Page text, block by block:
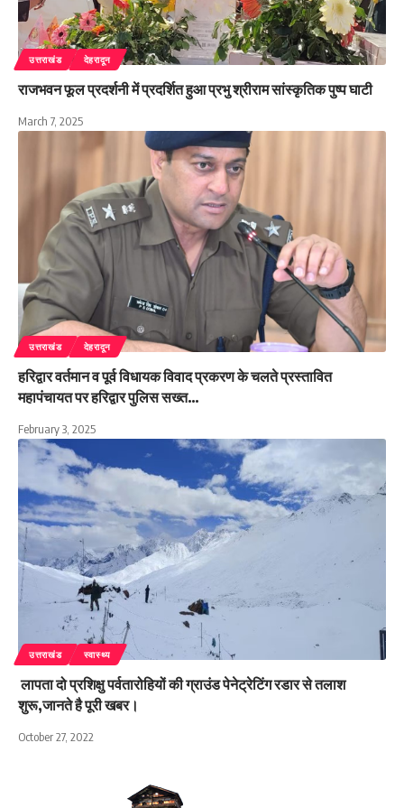
उत्तराखंड देहरादून
राजभवन फूल प्रदर्शनी में प्रदर्शित हुआ प्रभु श्रीराम सांस्कृतिक पुष्प घाटी
March 7, 2025
उत्तराखंड देहरादून
हरिद्वार वर्तमान व पूर्व विधायक विवाद प्रकरण के चलते प्रस्तावित
महापंचायत पर हरिद्वार पुलिस सख्त…
February 3, 2025
उत्तराखंड स्वास्थ्य
लापता दो प्रशिक्षु पर्वतारोहियों की ग्राउंड पेनेट्रेटिंग रडार से तलाश
शुरू,जानते है पूरी खबर।
October 27, 2022